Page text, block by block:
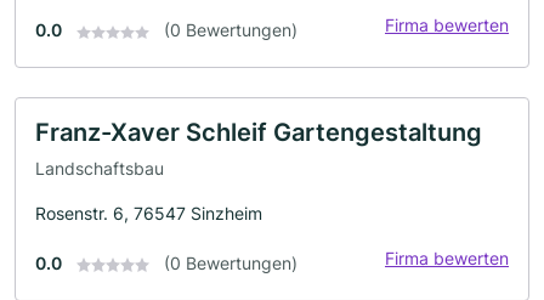
0.0 (0 Bewertungen) Firma bewerten
Franz-Xaver Schleif Gartengestaltung
Landschaftsbau
Rosenstr. 6, 76547 Sinzheim
0.0 (0 Bewertungen) Firma bewerten